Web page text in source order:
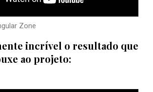
Zone
incrível o resultado que
ao projeto: